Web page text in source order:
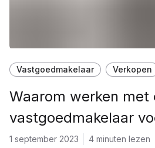
Vastgoedmakelaar Verkopen
Waarom werken met
vastgoedmakelaar
verkoop?
1 september 2023 4 minuten lezen